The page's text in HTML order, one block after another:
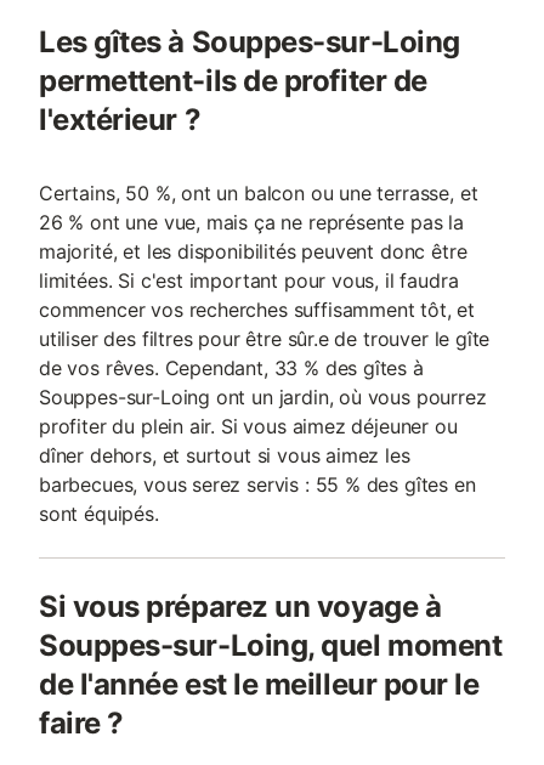
Les gîtes à Souppes-sur-Loing
permettent-ils de profiter de
l'extérieur ?
Certains, 50 %, ont un balcon ou une terrasse, et
26 % ont une vue, mais ça ne représente pas la
majorité, et les disponibilités peuvent donc être
limitées. Si c'est important pour vous, il faudra
commencer vos recherches suffisamment tôt, et
utiliser des filtres pour être sûr.e de trouver le gîte
de vos rêves. Cependant, 33 % des gîtes à
Souppes-sur-Loing ont un jardin, où vous pourrez
profiter du plein air. Si vous aimez déjeuner ou
dîner dehors, et surtout si vous aimez les
barbecues, vous serez servis : 55 % des gîtes en
sont équipés.
Si vous préparez un voyage à
Souppes-sur-Loing, quel moment
de l'année est le meilleur pour le
faire ?